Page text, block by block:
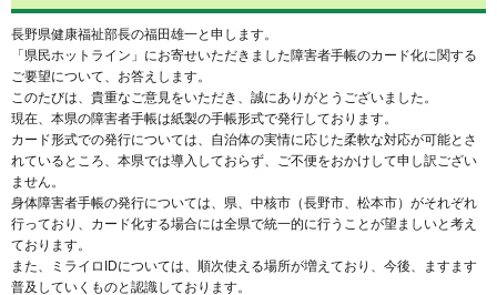
長野県健康福祉部長の福田雄一と申します。
「県民ホットライン」にお寄せいただきました障害者手帳のカード化に関する
ご要望について、お答えします。
このたびは、貴重なご意見をいただき、誠にありがとうございました。
現在、本県の障害者手帳は紙製の手帳形式で発行しております。
カード形式での発行については、自治体の実情に応じた柔軟な対応が可能とさ
れているところ、本県では導入しておらず、ご不便をおかけして申し訳ござい
ません。
身体障害者手帳の発行については、県、中核市（長野市、松本市）がそれぞれ
行っており、カード化する場合には全県で統一的に行うことが望ましいと考え
ております。
また、ミライロIDについては、順次使える場所が増えており、今後、ますます
普及していくものと認識しております。